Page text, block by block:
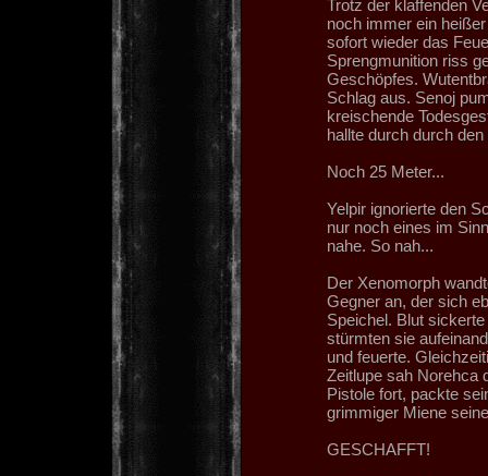
Trotz der klaffenden
noch immer ein
sofort wieder das
Sprengmunition riss
Geschöpfes.
Schlag aus. Senoj
kreischende
hallte durch durch
Noch 25 Meter...
Yelpir ignorierte den
nur noch eines im
nahe. So nah...
Der Xenomorph
Gegner an, der sich
Speichel. Blut
stürmten sie
und feuerte.
Zeitlupe sah Norehca
Pistole fort, packte
grimmiger Miene
GESCHAFFT!